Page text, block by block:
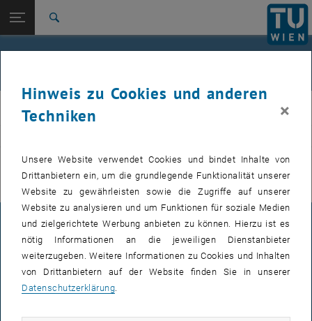
TU Login
Studium
International
Zur 1. Menü Ebene
E311-Institut für Fertigungstechnik und Photonische
Technologien
und Photonische Technologien
Veranstaltungen
IFT
Es gibt keine Veranstaltungen in der aktuellen Ansicht.
IMPRESSUM
BARRIEREFREIHEITSERKLÄRUNG
Hinweis zu Cookies und anderen
Techniken
×
Unsere Website verwendet Cookies und bindet Inhalte von
Drittanbietern ein, um die grundlegende Funktionalität unserer
Website zu gewährleisten sowie die Zugriffe auf unserer
Website zu analysieren und um Funktionen für soziale Medien
und zielgerichtete Werbung anbieten zu können. Hierzu ist es
nötig Informationen an die jeweiligen Dienstanbieter
weiterzugeben. Weitere Informationen zu Cookies und Inhalten
von Drittanbietern auf der Website finden Sie in unserer
Datenschutzerklärung.